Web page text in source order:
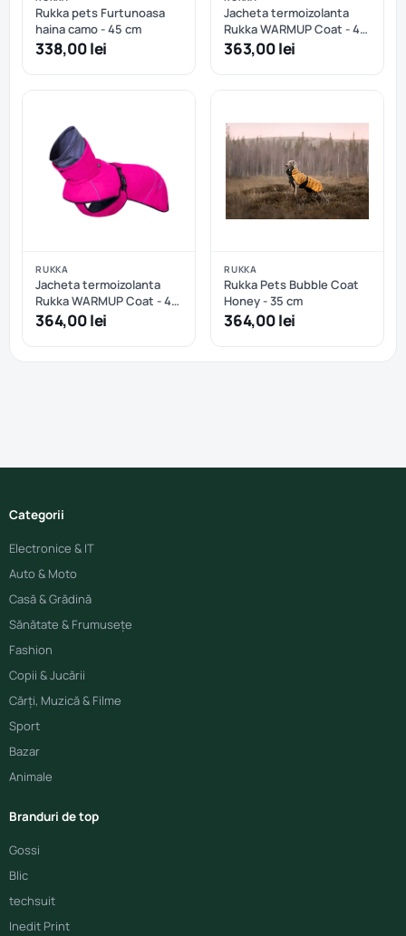
Rukka pets Furtunoasa
haina camo - 45 cm
338,00 lei
Jacheta termoizolanta
Rukka WARMUP Coat - 40
cm
363,00 lei
RUKKA
Jacheta termoizolanta
Rukka WARMUP Coat - 45
cm
364,00 lei
RUKKA
Rukka Pets Bubble Coat
Honey - 35 cm
364,00 lei
Categorii
Electronice & IT
Auto & Moto
Casă & Grădină
Sănătate & Frumusețe
Fashion
Copii & Jucării
Cărți, Muzică & Filme
Sport
Bazar
Animale
Branduri de top
Gossi
Blic
techsuit
Inedit Print